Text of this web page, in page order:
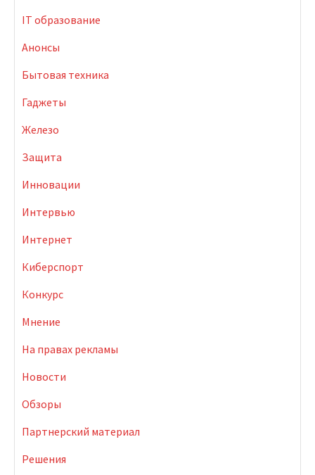
IT образование
Анонсы
Бытовая техника
Гаджеты
Железо
Защита
Инновации
Интервью
Интернет
Киберспорт
Конкурс
Мнение
На правах рекламы
Новости
Обзоры
Партнерский материал
Решения